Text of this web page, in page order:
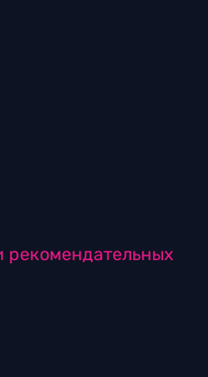
рекомендательных